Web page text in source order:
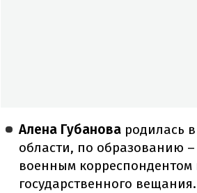
Алена Губанова родилась
области, по образованию
военным корреспондентом
государственного